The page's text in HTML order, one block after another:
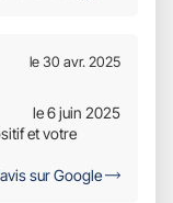
le 30 avr. 2025
le 6 juin 2025
et votre
sur Google